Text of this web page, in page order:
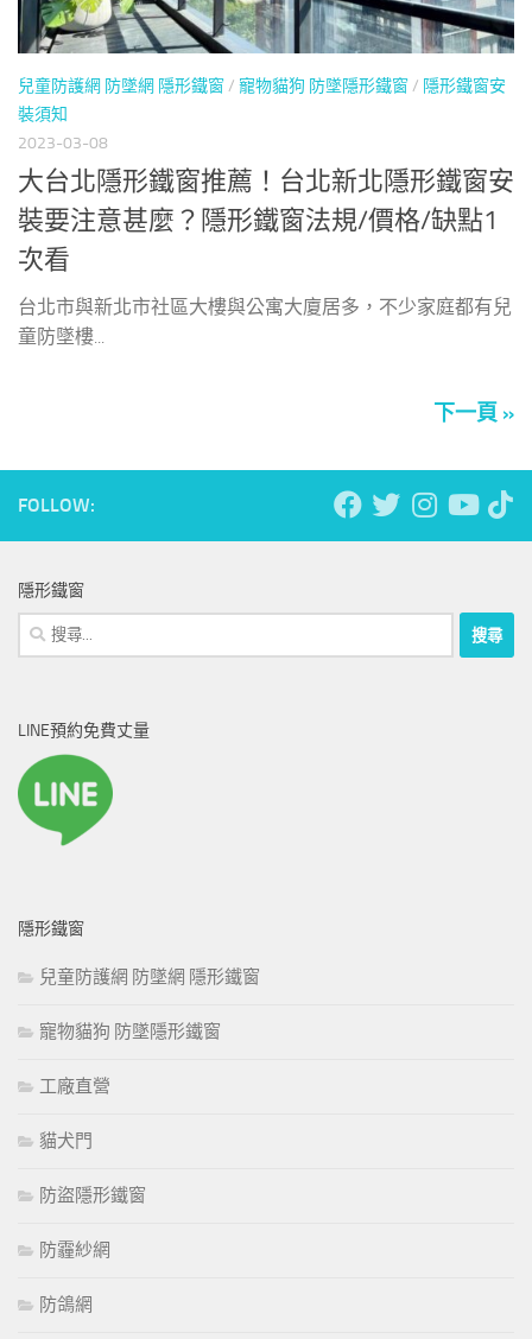
兒童防護網 防墜網 隱形鐵窗/ 寵物貓狗 防墜隱形鐵窗/ 隱形鐵窗安
裝須知
2023-03-08
大台北隱形鐵窗推薦！台北新北隱形鐵窗安
裝要注意甚麼？隱形鐵窗法規/價格/缺點1
次看
台北市與新北市社區大樓與公寓大廈居多，不少家庭都有兒
童防墜樓...
下一頁 »
FOLLOW:
隱形鐵窗
搜
尋
字:
LINE預約免費丈量
隱形鐵窗
兒童防護網 防墜網 隱形鐵窗
寵物貓狗 防墜隱形鐵窗
工廠直營
貓犬門
防盜隱形鐵窗
防霾紗網
防鴿網